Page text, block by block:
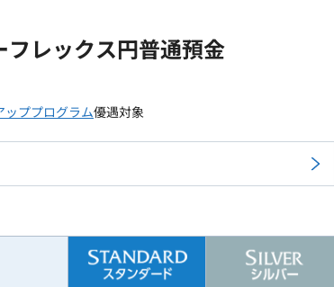
フレックス円普通預金
ッププログラム優遇対象